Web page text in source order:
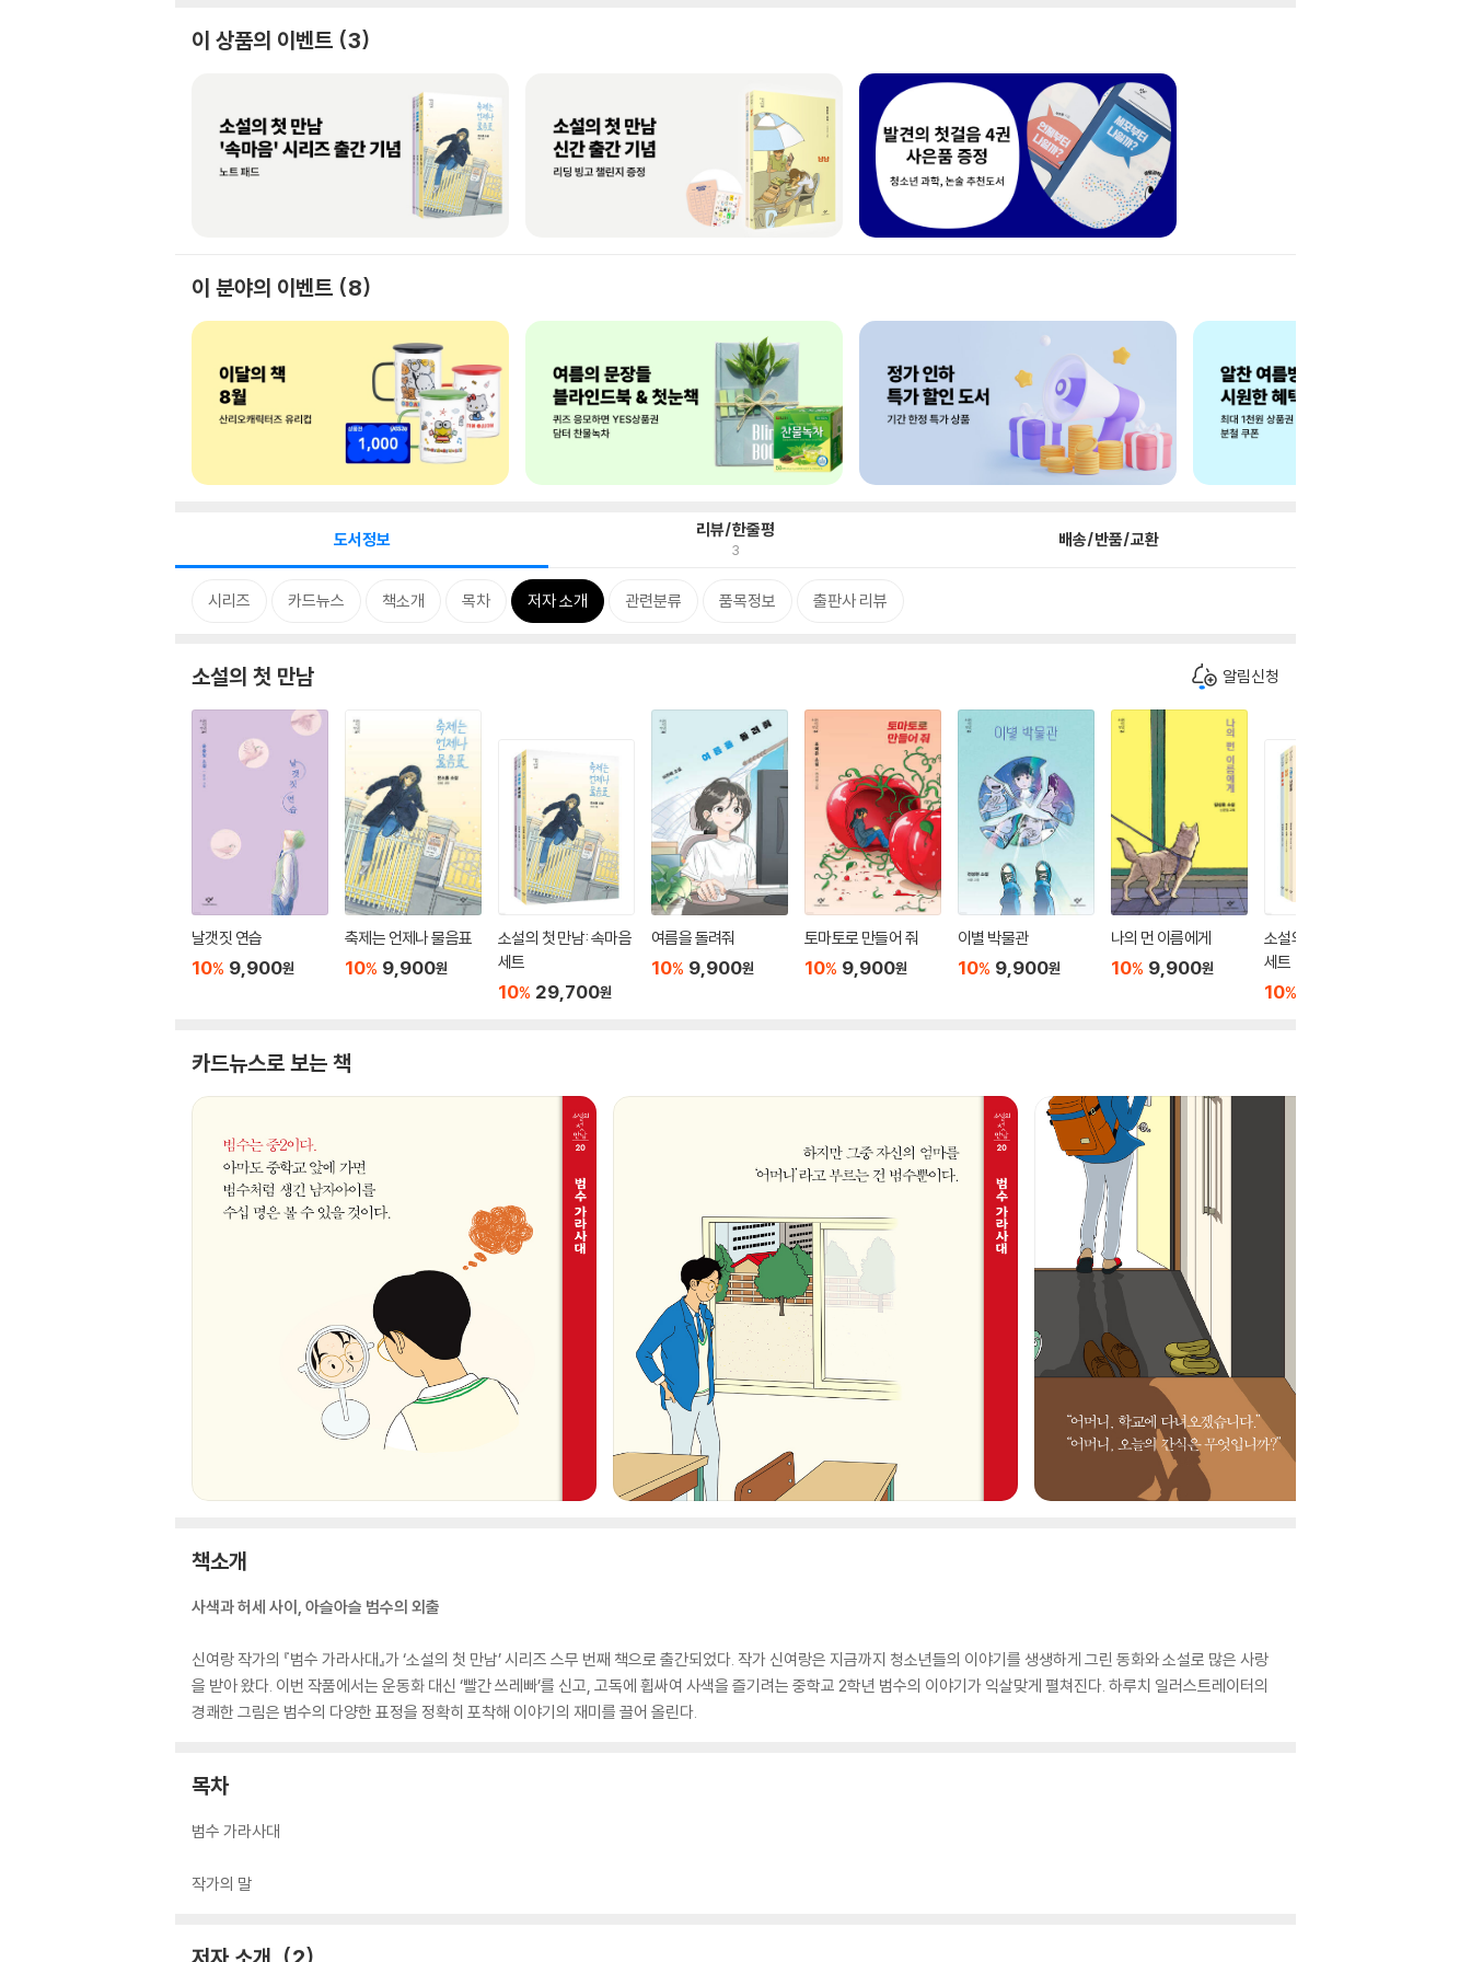
이 상품의 이벤트 3
이 분야의 이벤트 8
도서정보 리뷰/한줄평
3 배송/반품/교환
시리즈 카드뉴스 책소개 목차 저자 소개 관련분류 품목정보 출판사 리뷰
소설의 첫 만남 알림신청
날갯짓 연습
10% 9,900원
축제는 언제나 물음표
10% 9,900원
소설의 첫 만남: 속마음
세트
10% 29,700원
여름을 돌려줘
10% 9,900원
토마토로 만들어 줘
10% 9,900원
이별 박물관
10% 9,900원
나의 먼 이름에게
10% 9,900원
소설의 첫 만남 : 첫사랑
세트
10%
카드뉴스로 보는 책
책소개
사색과 허세 사이, 아슬아슬 범수의 외출
신여랑 작가의 『범수 가라사대』가 ‘소설의 첫 만남’ 시리즈 스무 번째 책으로 출간되었다. 작가 신여랑은 지금까지 청소년들의 이야기를 생생하게 그린 동화와 소설로 많은 사랑
을 받아 왔다. 이번 작품에서는 운동화 대신 ‘빨간 쓰레빠’를 신고, 고독에 휩싸여 사색을 즐기려는 중학교 2학년 범수의 이야기가 익살맞게 펼쳐진다. 하루치 일러스트레이터의
경쾌한 그림은 범수의 다양한 표정을 정확히 포착해 이야기의 재미를 끌어 올린다.
목차
범수 가라사대
작가의 말